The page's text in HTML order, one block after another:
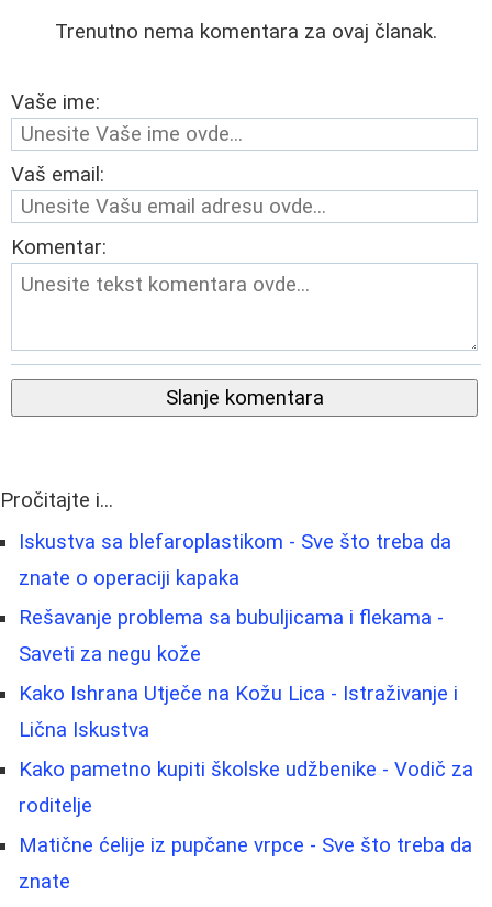
Trenutno nema komentara za ovaj članak.
Vaše ime:
Vaš email:
Komentar:
Slanje komentara
Pročitajte i...
Iskustva sa blefaroplastikom - Sve što treba da
znate o operaciji kapaka
Rešavanje problema sa bubuljicama i flekama -
Saveti za negu kože
Kako Ishrana Utječe na Kožu Lica - Istraživanje i
Lična Iskustva
Kako pametno kupiti školske udžbenike - Vodič za
roditelje
Matične ćelije iz pupčane vrpce - Sve što treba da
znate